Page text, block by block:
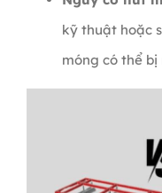
kỹ thuật hoặc
móng có thể bị